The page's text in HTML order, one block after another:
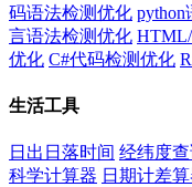
码语法检测优化
言语法检测优化
优化 C#代码检测优化
生活工具
日出日落时间 经纬度查
科学计算器 日期计差